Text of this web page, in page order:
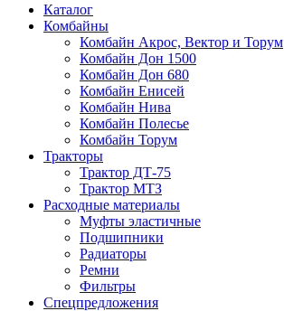
Каталог
Комбайны
Комбайн Акрос, Вектор и Торум
Комбайн Дон 1500
Комбайн Дон 680
Комбайн Енисей
Комбайн Нива
Комбайн Полесье
Комбайн Торум
Тракторы
Трактор ДТ-75
Трактор МТЗ
Расходные материалы
Муфты эластичные
Подшипники
Радиаторы
Ремни
Фильтры
Спецпредложения